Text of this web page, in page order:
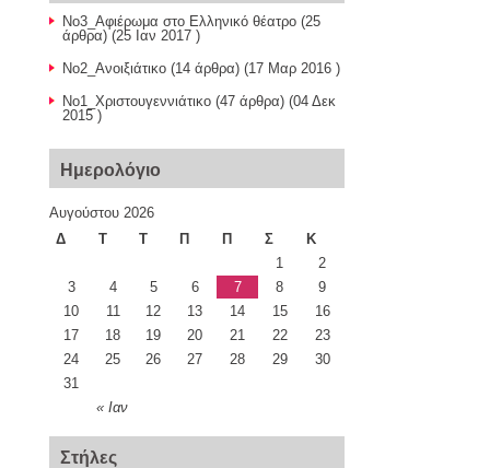
Νο3_Αφιέρωμα στο Ελληνικό θέατρο (25
άρθρα) (25 Ιαν 2017 )
Νο2_Ανοιξιάτικο (14 άρθρα) (17 Μαρ 2016 )
Νο1_Χριστουγεννιάτικο (47 άρθρα) (04 Δεκ
2015 )
Ημερολόγιο
Αυγούστου 2026
Δ
Τ Τ Π Π Σ Κ
« Ιαν
1
2
3
4 5 6 7 8
9
10
11 12 13 14 15
16
17
18 19 20 21 22
23
24
25 26 27 28 29
30
31
Στήλες